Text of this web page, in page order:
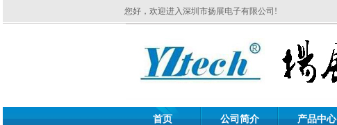
您好，欢迎进入深圳市扬展电子有限公司!
首页 公司简介 产品中心